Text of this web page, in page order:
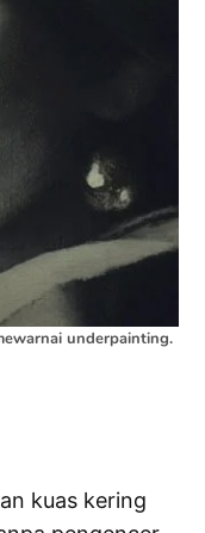
underpainting.
kuas kering